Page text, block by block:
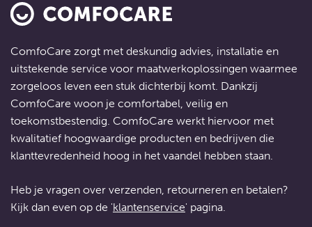
ComfoCare zorgt met deskundig advies, installatie en
uitstekende service voor maatwerkoplossingen waarmee
zorgeloos leven een stuk dichterbij komt. Dankzij
ComfoCare woon je comfortabel, veilig en
toekomstbestendig. ComfoCare werkt hiervoor met
kwalitatief hoogwaardige producten en bedrijven die
klanttevredenheid hoog in het vaandel hebben staan.
Heb je vragen over verzenden, retourneren en betalen?
Kijk dan even op de 'klantenservice' pagina.